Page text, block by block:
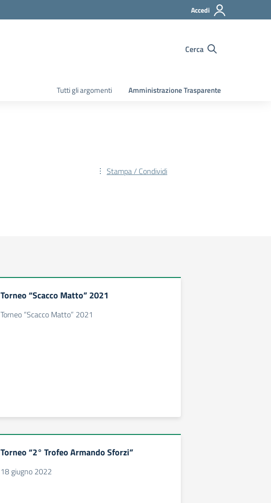
Accedi
Cerca
Tutti gli argomenti Amministrazione Trasparente
Stampa / Condividi
Torneo “Scacco Matto” 2021
Torneo “Scacco Matto” 2021
Torneo “2° Trofeo Armando Sforzi”
18 giugno 2022